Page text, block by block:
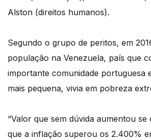
Alston (direitos humanos).
Segundo o grupo de peritos, em
população na Venezuela, país que
importante comunidade portuguesa
mais pequena, vivia em pobreza
“Valor que sem dúvida aumentou se
que a inflação superou os 2.400%